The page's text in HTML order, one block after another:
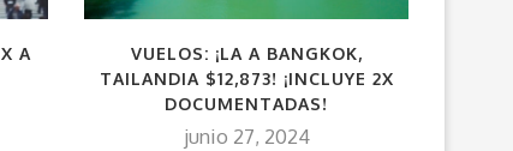
A
VUELOS: ¡LA A BANGKOK,
TAILANDIA $12,873! ¡INCLUYE 2X
DOCUMENTADAS!
junio 27, 2024